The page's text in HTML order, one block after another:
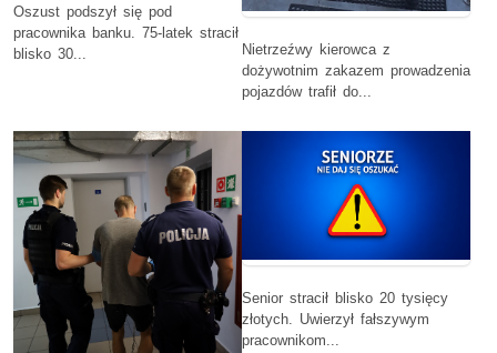
Oszust podszył się pod
pracownika banku. 75-latek stracił
blisko 30...
Nietrzeźwy kierowca z
dożywotnim zakazem prowadzenia
pojazdów trafił do...
Senior stracił blisko 20 tysięcy
złotych. Uwierzył fałszywym
pracownikom...